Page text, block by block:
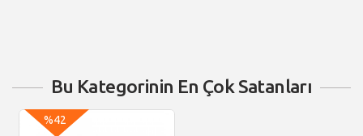
Bu Kategorinin En Çok Satanları
%42